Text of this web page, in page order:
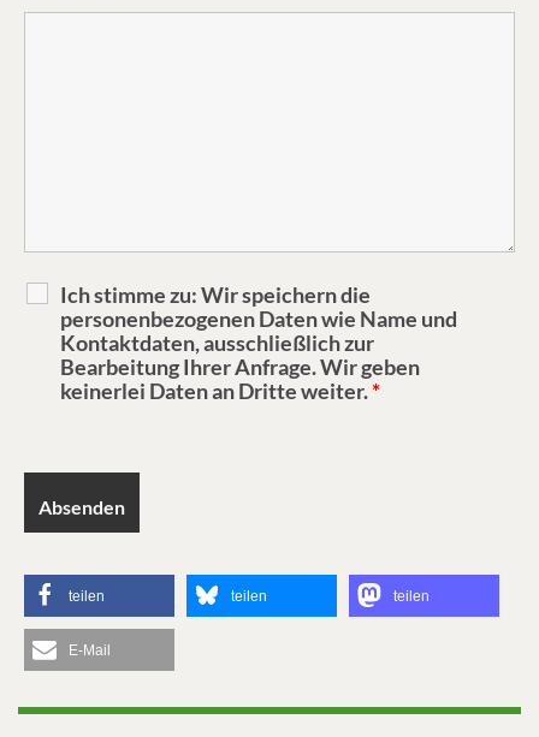
Ich stimme zu: Wir speichern die
personenbezogenen Daten wie Name und
Kontaktdaten, ausschließlich zur
Bearbeitung Ihrer Anfrage. Wir geben
keinerlei Daten an Dritte weiter.*
teilen teilen teilen
E-Mail